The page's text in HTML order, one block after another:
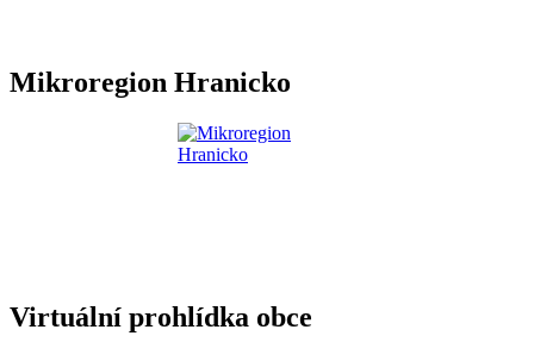
Mikroregion Hranicko
Virtuální prohlídka obce